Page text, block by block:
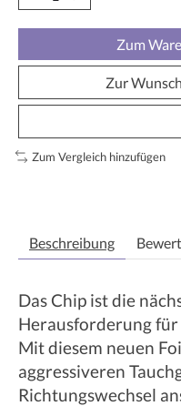
Zum
Zur
Zum Vergleich hinzufügen
Beschreibung
Das Chip ist die
Herausforderung
Mit diesem neuen
aggressiveren
Richtungswechsel